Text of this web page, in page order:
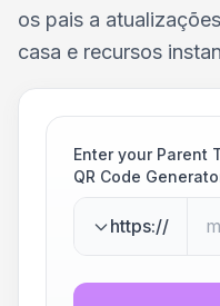
os pais a
casa e recursos
Enter your Parent
QR Code
https://